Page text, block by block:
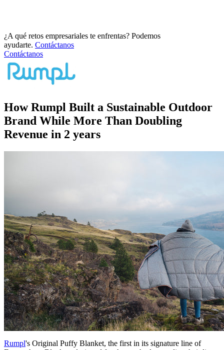
¿A qué retos empresariales te enfrentas? Podemos
ayudarte. Contáctanos
Contáctanos
How Rumpl Built a Sustainable Outdoor
Brand While More Than Doubling
Revenue in 2 years
Rumpl's Original Puffy Blanket, the first in its signature line of